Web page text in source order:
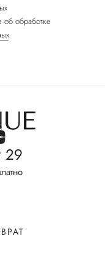
обработке
29